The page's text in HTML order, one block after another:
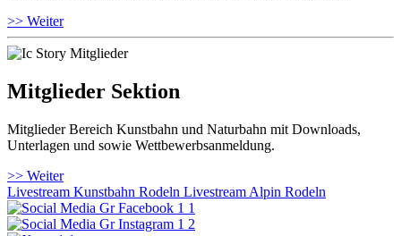
>> Weiter
Mitglieder Sektion
Mitglieder Bereich Kunstbahn und Naturbahn mit Downloads,
Unterlagen und sowie Wettbewerbsanmeldung.
>> Weiter
Livestream Kunstbahn Rodeln Livestream Alpin Rodeln